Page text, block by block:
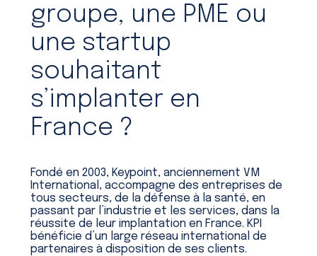
groupe, une PME ou
une startup
souhaitant
s’implanter en
France ?
Fondé en 2003, Keypoint, anciennement VM
International, accompagne des entreprises de
tous secteurs, de la défense à la santé, en
passant par l’industrie et les services, dans la
réussite de leur implantation en France. KPI
bénéficie d’un large réseau international de
partenaires à disposition de ses clients.